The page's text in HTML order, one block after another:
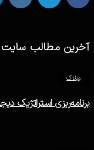
آخرین مطالب سایت
وبلاگ
برنامه‌ریزی استراتژیک